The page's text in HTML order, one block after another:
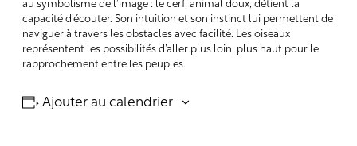
au symbolisme de l’image : le cerf, animal doux, détient la
capacité d’écouter. Son intuition et son instinct lui permettent de
naviguer à travers les obstacles avec facilité. Les oiseaux
représentent les possibilités d’aller plus loin, plus haut pour le
rapprochement entre les peuples.
Ajouter au calendrier